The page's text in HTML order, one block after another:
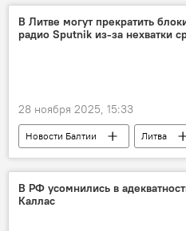
вирус
В Литве могут прекратить
радио Sputnik из-за нехватки
28 ноября 2025, 15:33
Новости Балтии
Литва
Радио Sputnik
В РФ усомнились в
Каллас